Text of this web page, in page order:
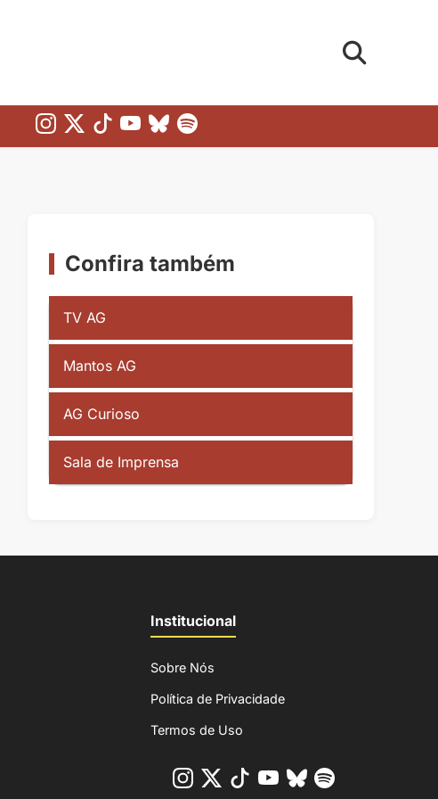
Confira também
TV AG
Mantos AG
AG Curioso
Sala de Imprensa
Institucional
Sobre Nós
Política de Privacidade
Termos de Uso